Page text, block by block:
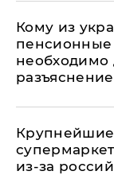
Кому из
пенсионные
необходимо
из-за